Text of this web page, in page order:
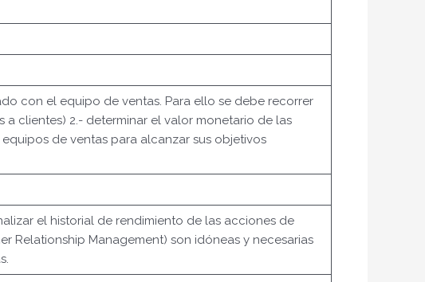
con el equipo de ventas. Para ello se debe recorrer
clientes) 2.- determinar el valor monetario de las
de ventas para alcanzar sus objetivos
el historial de rendimiento de las acciones de
Relationship Management) son idóneas y necesarias